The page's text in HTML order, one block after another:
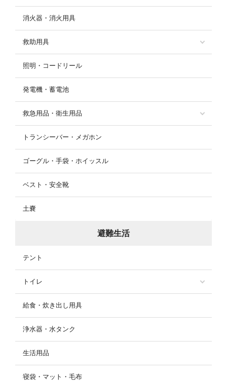
消火器・消火用具
救助用具
照明・コードリール
発電機・蓄電池
救急用品・衛生用品
トランシーバー・メガホン
ゴーグル・手袋・ホイッスル
ベスト・安全靴
土嚢
避難生活
テント
トイレ
給食・炊き出し用具
浄水器・水タンク
生活用品
寝袋・マット・毛布